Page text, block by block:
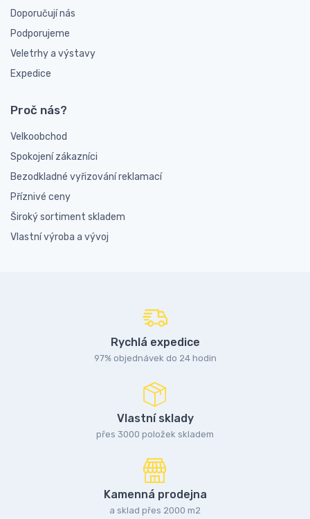
Doporučují nás
Podporujeme
Veletrhy a výstavy
Expedice
Proč nás?
Velkoobchod
Spokojení zákazníci
Bezodkladné vyřizování reklamací
Příznivé ceny
Široký sortiment skladem
Vlastní výroba a vývoj
Rychlá expedice
97% objednávek do 24 hodin
Vlastní sklady
přes 3000 položek skladem
Kamenná prodejna
a sklad přes 2000 m2